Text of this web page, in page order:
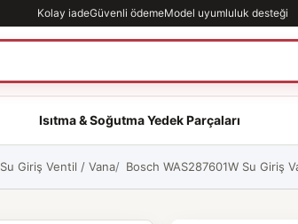
Kolay iadeGüvenli ödemeModel uyumluluk desteği
Isıtma & Soğutma Yedek Parçaları
Su Giriş Ventil / Vana Bosch WAS287601W Su Giriş